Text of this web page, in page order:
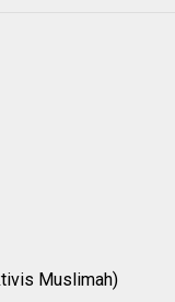
Muslimah)